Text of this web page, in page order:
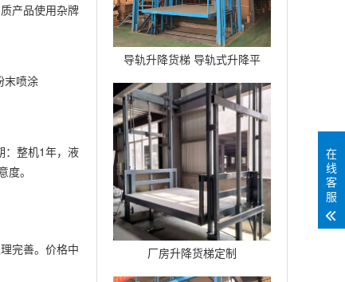
导轨升降货梯 导轨式升降平
台
厂房升降货梯定制
产品使用杂牌
末喷涂
：整机1年，液
。
完善。价格中
在
线
客
服